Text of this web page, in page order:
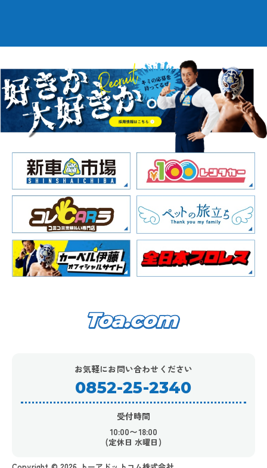
お気軽にお問い合わせください
0852-25-2340
受付時間
10:00〜18:00
(定休日 水曜日)